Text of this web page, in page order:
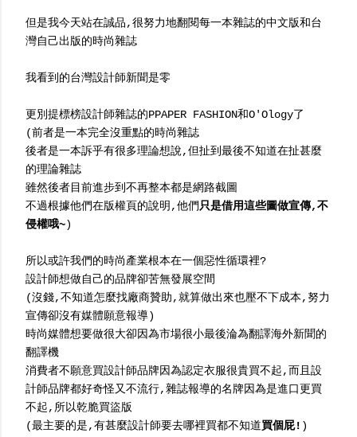
但是我今天站在誠品,很努力地翻閱每一本雜誌的中文版和台
灣自己出版的時尚雜誌
我看到的台灣設計師新聞是零
更別提標榜設計師雜誌的PPAPER FASHION和O'Ology了
(前者是一本完全沒重點的時尚雜誌
後者是一本訴乎有很多理論想說,但扯到最後不知道在扯甚麼
的理論雜誌
雖然後者目前進步到不再整本都是網路截圖
不過根據他們在版權頁的說明,他們只是借用這些圖做宣傳,不
侵權哦~)
所以或許我們的時尚產業根本在一個惡性循環裡?
設計師想做自己的品牌卻苦無發展空間
(沒錢,不知道怎麼找廠商贊助,就算做出來也壓不下成本,努力
宣傳卻沒有媒體願意報導)
時尚媒體想要做很大卻因為市場很小最後淪為翻譯海外新聞的
翻譯機
消費者不願意買設計師品牌因為認定衣服很貴買不起,而且設
計師品牌都好奇怪又不流行,雜誌報導的名牌因為是進口更買
不起,所以乾脆買盜版
(最主要的是,有甚麼設計師要去哪裡買都不知道買個屁! )